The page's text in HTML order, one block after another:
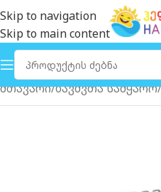
Skip to navigation
Skip to main content
მთავარი ბავშვთა სამყარო